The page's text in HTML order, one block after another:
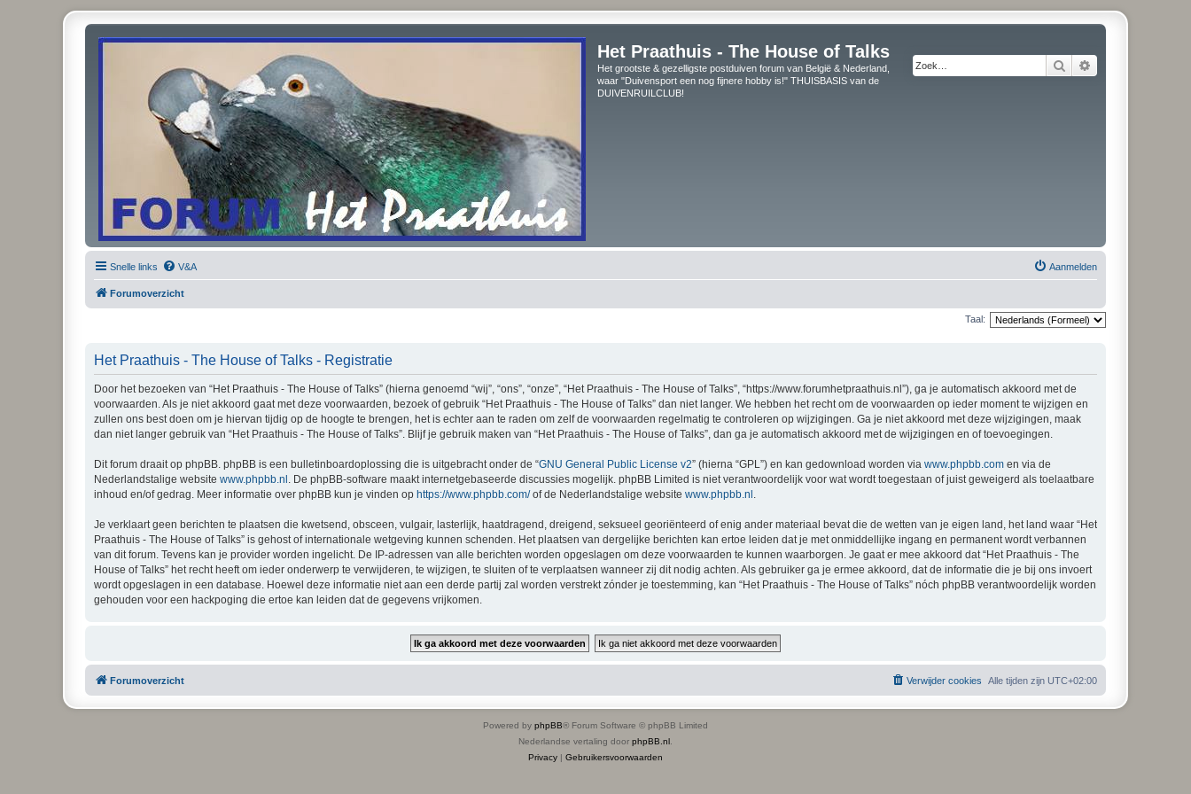
Het Praathuis - The House of Talks
Het grootste & gezelligste postduiven forum van België & Nederland,
waar "Duivensport een nog fijnere hobby is!" THUISBASIS van de
DUIVENRUILCLUB!
Zoek
Snelle links V&A Aanmelden
Forumoverzicht
Taal:
Het Praathuis - The House of Talks - Registratie
Door het bezoeken van “Het Praathuis - The House of Talks” (hierna genoemd “wij”, “ons”, “onze”, “Het Praathuis - The House of Talks”, “https://www.forumhetpraathuis.nl”), ga je automatisch akkoord met de
voorwaarden. Als je niet akkoord gaat met deze voorwaarden, bezoek of gebruik “Het Praathuis - The House of Talks” dan niet langer. We hebben het recht om de voorwaarden op ieder moment te wijzigen en
zullen ons best doen om je hiervan tijdig op de hoogte te brengen, het is echter aan te raden om zelf de voorwaarden regelmatig te controleren op wijzigingen. Ga je niet akkoord met deze wijzigingen, maak
dan niet langer gebruik van “Het Praathuis - The House of Talks”. Blijf je gebruik maken van “Het Praathuis - The House of Talks”, dan ga je automatisch akkoord met de wijzigingen en of toevoegingen.
Dit forum draait op phpBB. phpBB is een bulletinboardoplossing die is uitgebracht onder de “GNU General Public License v2” (hierna “GPL”) en kan gedownload worden via www.phpbb.com en via de
Nederlandstalige website www.phpbb.nl . De phpBB-software maakt internetgebaseerde discussies mogelijk. phpBB Limited is niet verantwoordelijk voor wat wordt toegestaan of juist geweigerd als toelaatbare
inhoud en/of gedrag. Meer informatie over phpBB kun je vinden op https://www.phpbb.com/of de Nederlandstalige website www.phpbb.nl
Je verklaart geen berichten te plaatsen die kwetsend, obsceen, vulgair, lasterlijk, haatdragend, dreigend, seksueel georiënteerd of enig ander materiaal bevat die de wetten van je eigen land, het land waar “Het
Praathuis - The House of Talks” is gehost of internationale wetgeving kunnen schenden. Het plaatsen van dergelijke berichten kan ertoe leiden dat je met onmiddellijke ingang en permanent wordt verbannen
van dit forum. Tevens kan je provider worden ingelicht. De IP-adressen van alle berichten worden opgeslagen om deze voorwaarden te kunnen waarborgen. Je gaat er mee akkoord dat “Het Praathuis - The
House of Talks” het recht heeft om ieder onderwerp te verwijderen, te wijzigen, te sluiten of te verplaatsen wanneer zij dit nodig achten. Als gebruiker ga je ermee akkoord, dat de informatie die je bij ons invoert
wordt opgeslagen in een database. Hoewel deze informatie niet aan een derde partij zal worden verstrekt zónder je toestemming, kan “Het Praathuis - The House of Talks” nóch phpBB verantwoordelijk worden
gehouden voor een hackpoging die ertoe kan leiden dat de gegevens vrijkomen.
Forumoverzicht Alle tijden zijn UTC+02:00
Verwijder cookies
Powered by phpBB® Forum Software © phpBB Limited
Nederlandse vertaling door phpBB.nl
Privacy | Gebruikersvoorwaarden